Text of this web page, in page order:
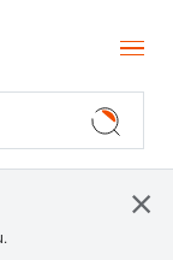
×